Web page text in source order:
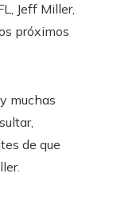
Jeff Miller,
próximos
muchas
de que